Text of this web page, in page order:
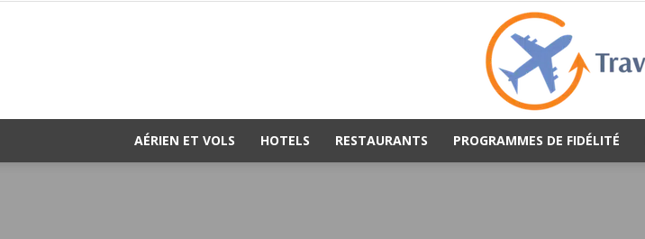
AÉRIEN ET VOLS HOTELS RESTAURANTS PROGRAMMES DE FIDÉLITÉ